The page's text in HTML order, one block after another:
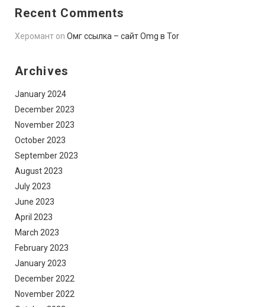
Recent Comments
Херомант on Омг ссылка – сайт Omg в Tor
Archives
January 2024
December 2023
November 2023
October 2023
September 2023
August 2023
July 2023
June 2023
April 2023
March 2023
February 2023
January 2023
December 2022
November 2022